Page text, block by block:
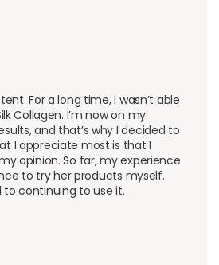
For a long time, I wasn’t able
Collagen. I’m now on my
and that’s why I decided to
I appreciate most is that I
opinion. So far, my experience
to try her products myself.
to continuing to use it.